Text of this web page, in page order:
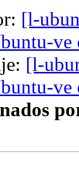
[l-
[l-